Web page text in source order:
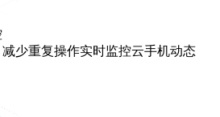
少重复操作实时监控云手机动态